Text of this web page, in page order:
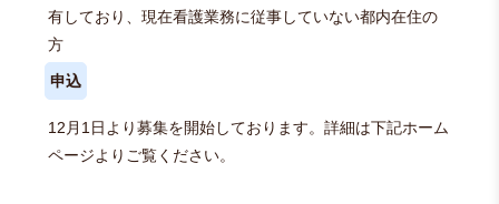
有しており、現在看護業務に従事していない都内在住の
方
申込
12月1日より募集を開始しております。詳細は下記ホーム
ページよりご覧ください。